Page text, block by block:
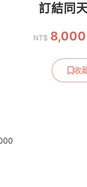
訂結同
NT$
收